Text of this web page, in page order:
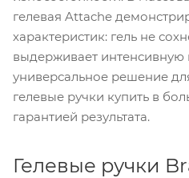
гелевая Attache
характеристик: гель не
выдерживает интенсивную
универсальное решение
гелевые ручки купить в
гарантией результата.
Гелевые ручки